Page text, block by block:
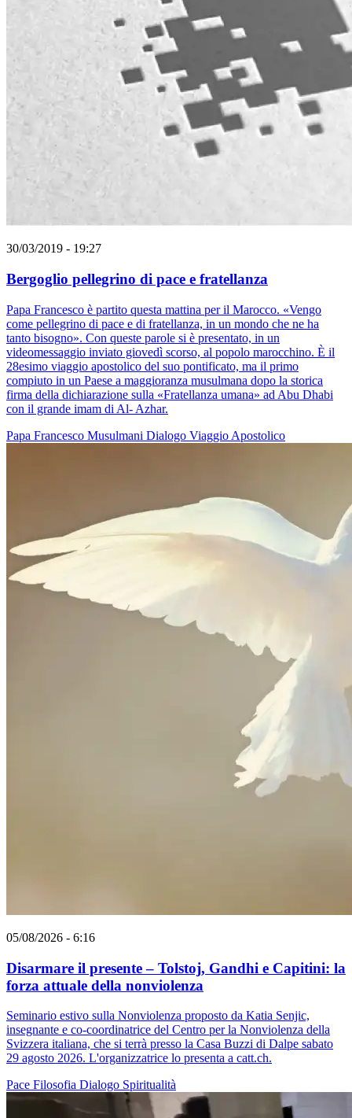
30/03/2019 - 19:27
Bergoglio pellegrino di pace e fratellanza
Papa Francesco è partito questa mattina per il Marocco. «Vengo
come pellegrino di pace e di fratellanza, in un mondo che ne ha
tanto bisogno». Con queste parole si è presentato, in un
videomessaggio inviato giovedì scorso, al popolo marocchino. È il
28esimo viaggio apostolico del suo pontificato, ma il primo
compiuto in un Paese a maggioranza musulmana dopo la storica
firma della dichiarazione sulla «Fratellanza umana» ad Abu Dhabi
con il grande imam di Al- Azhar.
Papa Francesco Musulmani Dialogo Viaggio Apostolico
05/08/2026 - 6:16
Disarmare il presente – Tolstoj, Gandhi e Capitini: la
forza attuale della nonviolenza
Seminario estivo sulla Nonviolenza proposto da Katia Senjic,
insegnante e co-coordinatrice del Centro per la Nonviolenza della
Svizzera italiana, che si terrà presso la Casa Buzzi di Dalpe sabato
29 agosto 2026. L'organizzatrice lo presenta a catt.ch.
Pace Filosofia Dialogo Spiritualità